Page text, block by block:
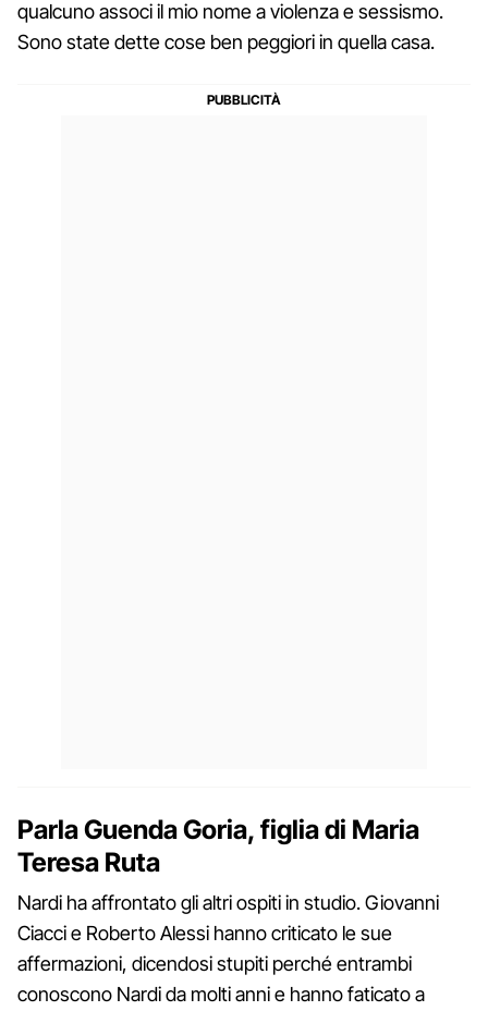
qualcuno associ il mio nome a violenza e sessismo.
Sono state dette cose ben peggiori in quella casa.
Parla Guenda Goria, figlia di Maria
Teresa Ruta
Nardi ha affrontato gli altri ospiti in studio. Giovanni
Ciacci e Roberto Alessi hanno criticato le sue
affermazioni, dicendosi stupiti perché entrambi
conoscono Nardi da molti anni e hanno faticato a